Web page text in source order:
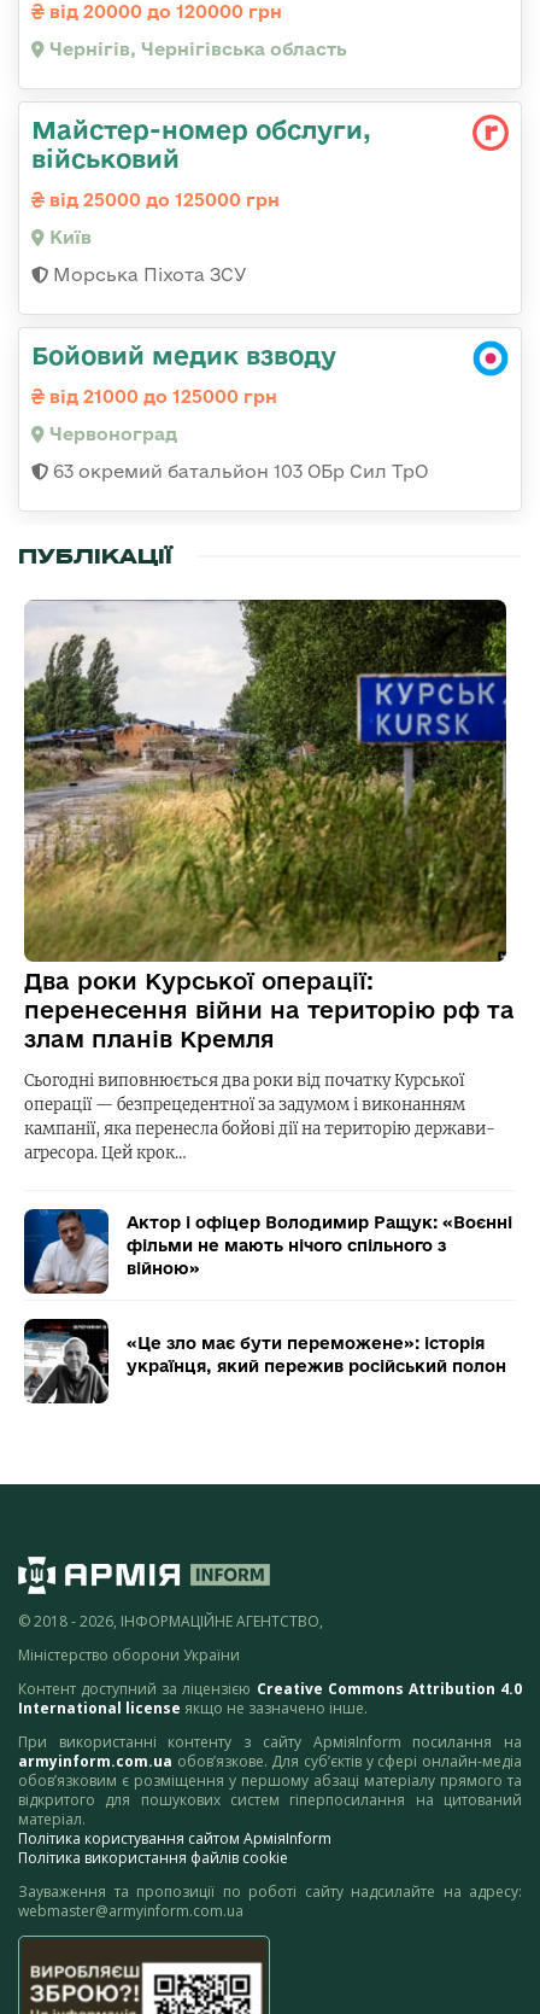
від 20000 до 120000 грн
Чернігів, Чернігівська область
Майстеp-номеp обслуги,
військовий
від 25000 до 125000 грн
Київ
Морська Піхота ЗСУ
Бойовий медик взводу
від 21000 до 125000 грн
Червоноград
63 окремий батальйон 103 ОБр Сил ТрО
ПУБЛІКАЦІЇ
Два роки Курської операції:
перенесення війни на територію рф та
злам планів Кремля
Сьогодні виповнюється два роки від початку Курської
операції — безпрецедентної за задумом і виконанням
кампанії, яка перенесла бойові дії на територію держави-
агресора. Цей крок…
Актор і офіцер Володимир Ращук: «Воєнні
фільми не мають нічого спільного з
війною»
«Це зло має бути переможене»: історія
українця, який пережив російський полон
© 2018 - 2026, ІНФОРМАЦІЙНЕ АГЕНТСТВО,
Міністерство оборони України
Контент доступний за ліцензією Creative Commons Attribution 4.0
International license якщо не зазначено інше.
При використанні контенту з сайту АрміяInform посилання на
armyinform.com.ua обов’язкове. Для суб’єктів у сфері онлайн-медіа
обов’язковим є розміщення у першому абзаці матеріалу прямого та
відкритого для пошукових систем гіперпосилання на цитований
матеріал.
Політика користування сайтом АрміяInform
Політика використання файлів cookie
Зауваження та пропозиції по роботі сайту надсилайте на адресу:
webmaster@armyinform.com.ua